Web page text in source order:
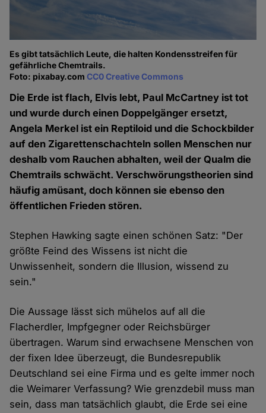
Es gibt tatsächlich Leute, die halten Kondensstreifen für
gefährliche Chemtrails.
Foto: pixabay.comCC0 Creative Commons
Die Erde ist flach, Elvis lebt, Paul McCartney ist tot
und wurde durch einen Doppelgänger ersetzt,
Angela Merkel ist ein Reptiloid und die Schockbilder
auf den Zigarettenschachteln sollen Menschen nur
deshalb vom Rauchen abhalten, weil der Qualm die
Chemtrails schwächt. Verschwörungstheorien sind
häufig amüsant, doch können sie ebenso den
öffentlichen Frieden stören.
Stephen Hawking sagte einen schönen Satz: "Der
größte Feind des Wissens ist nicht die
Unwissenheit, sondern die Illusion, wissend zu
sein."
Die Aussage lässt sich mühelos auf all die
Flacherdler, Impfgegner oder Reichsbürger
übertragen. Warum sind erwachsene Menschen von
der fixen Idee überzeugt, die Bundesrepublik
Deutschland sei eine Firma und es gelte immer noch
die Weimarer Verfassung? Wie grenzdebil muss man
sein, dass man tatsächlich glaubt, die Erde sei eine